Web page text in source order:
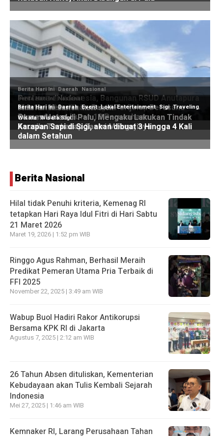
Berita Nasional
Hilal tidak Penuhi kriteria, Kemenag RI
tetapkan Hari Raya Idul Fitri di Hari Sabtu
21 Maret 2026
Maret 19, 2026 | 1:52 pm WIB
Ringgo Agus Rahman, Berhasil Meraih
Predikat Pemeran Utama Pria Terbaik di
FFI 2025
November 22, 2025 | 3:49 am WIB
Wabup Buol Hadiri Rakor Antikorupsi
Bersama KPK RI di Jakarta
Agustus 7, 2025 | 2:12 am WIB
26 Tahun Absen dituliskan, Kementerian
Kebudayaan akan Tulis Kembali Sejarah
Indonesia
Mei 27, 2025 | 1:46 am WIB
Kemnaker RI, Larang Perusahaan Tahan